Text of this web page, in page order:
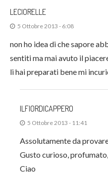
LECIORELLE
5 Ottobre 2013 - 6:08
non ho idea di che sapore
sentiti ma mai avuto il
li hai preparati bene mi
ILFIORDICAPPERO
5 Ottobre 2013 - 11:41
Assolutamente da
Gusto curioso,
Ciao